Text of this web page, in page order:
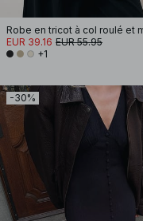
EUR 39.16 EUR 55.95
+1
-30%